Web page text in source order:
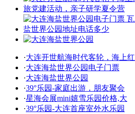
·大连开世航海时代客轮，海上红
·大连海盐世界公园电子门票
·大连海盐世界公园
·39°乐园-家庭出游，朋友聚会
·星海会展mini嬉雪乐园价格,大
·39°乐园-大连首座室外水乐园